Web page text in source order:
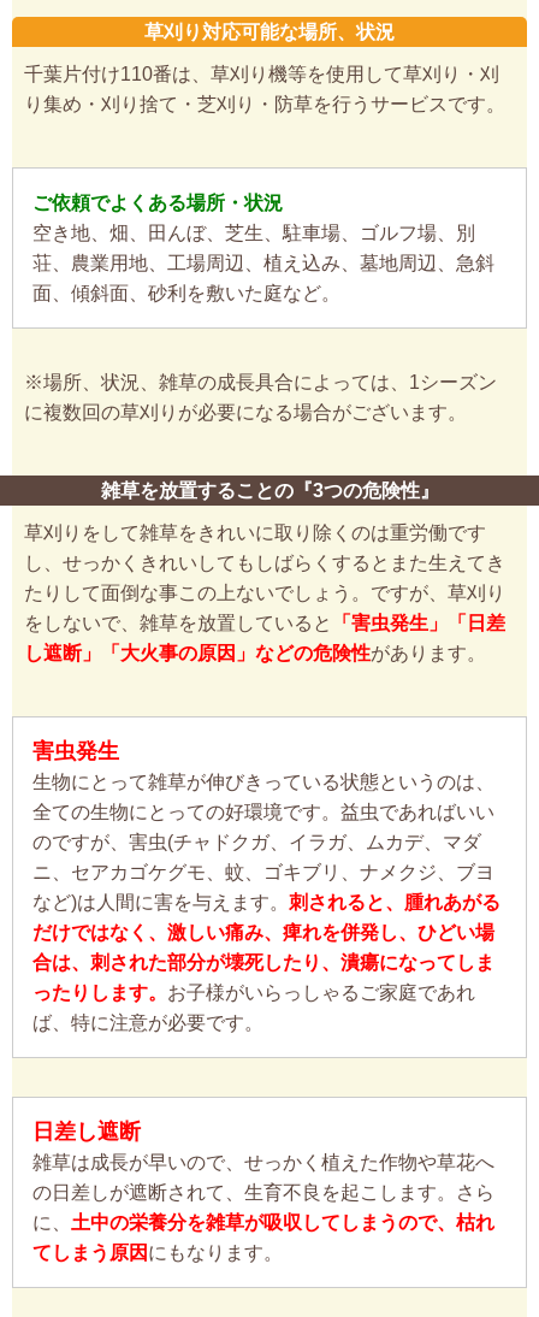
草刈り対応可能な場所、状況
千葉片付け110番は、草刈り機等を使用して草刈り・刈
り集め・刈り捨て・芝刈り・防草を行うサービスです。
ご依頼でよくある場所・状況
空き地、畑、田んぼ、芝生、駐車場、ゴルフ場、別
荘、農業用地、工場周辺、植え込み、墓地周辺、急斜
面、傾斜面、砂利を敷いた庭など。
※場所、状況、雑草の成長具合によっては、1シーズン
に複数回の草刈りが必要になる場合がございます。
雑草を放置することの『3つの危険性』
草刈りをして雑草をきれいに取り除くのは重労働です
し、せっかくきれいしてもしばらくするとまた生えてき
たりして面倒な事この上ないでしょう。ですが、草刈り
をしないで、雑草を放置していると
「害虫発生」「日差
し遮断」「大火事の原因」などの危険性があります。
害虫発生
生物にとって雑草が伸びきっている状態というのは、
全ての生物にとっての好環境です。益虫であればいい
のですが、害虫(チャドクガ、イラガ、ムカデ、マダ
ニ、セアカゴケグモ、蚊、ゴキブリ、ナメクジ、ブヨ
など)は人間に害を与えます。 刺されると、腫れあがる
だけではなく、激しい痛み、痺れを併発し、ひどい場
合は、刺された部分が壊死したり、潰瘍になってしま
ったりします。 お子様がいらっしゃるご家庭であれ
ば、特に注意が必要です。
日差し遮断
雑草は成長が早いので、せっかく植えた作物や草花へ
の日差しが遮断されて、生育不良を起こします。さら
に、 土中の栄養分を雑草が吸収してしまうので、枯れ
てしまう原因 にもなります。